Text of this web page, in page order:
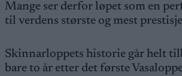
Mange ser derfor løpet som en
til verdens største og mest
Skinnarloppets historie går helt
bare to år etter det første